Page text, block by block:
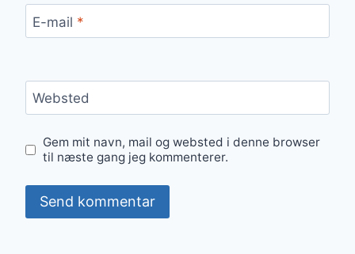
E-mail *
Websted
Gem mit navn, mail og websted i denne browser
til næste gang jeg kommenterer.